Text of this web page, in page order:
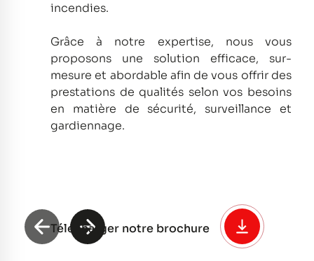
incendies.
Grâce à notre expertise, nous vous
proposons une solution efficace, sur-
mesure et abordable afin de vous offrir des
prestations de qualités selon vos besoins
en matière de sécurité, surveillance et
gardiennage.
Télécharger notre brochure